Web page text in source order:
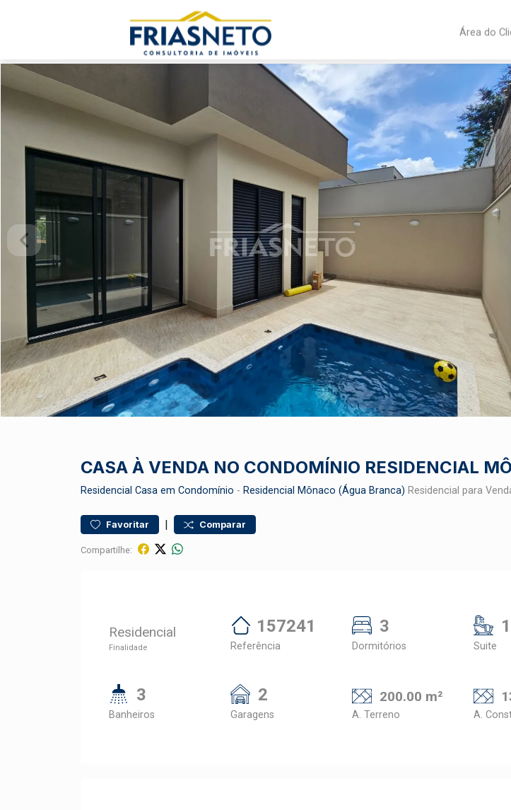
Área do
CASA À VENDA NO CONDOMÍNIO RESIDENCIAL
Residencial Casa em Condomínio - Residencial Mônaco (Água Branca) Residencial para
Favoritar | Comparar
Compartilhe:
Residencial
Finalidade
157241
Referência
3
Dormitórios
1
Suite
3
Banheiros
2
Garagens
200.00 m²
A. Terreno A.